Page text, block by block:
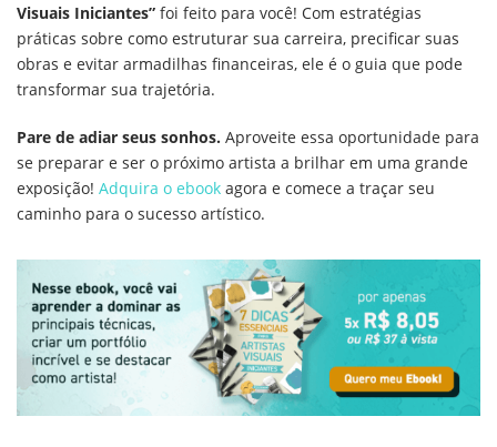
Visuais Iniciantes” foi feito para você! Com estratégias
práticas sobre como estruturar sua carreira, precificar suas
obras e evitar armadilhas financeiras, ele é o guia que pode
transformar sua trajetória.
Pare de adiar seus sonhos. Aproveite essa oportunidade para
se preparar e ser o próximo artista a brilhar em uma grande
exposição! Adquira o ebook agora e comece a traçar seu
caminho para o sucesso artístico.